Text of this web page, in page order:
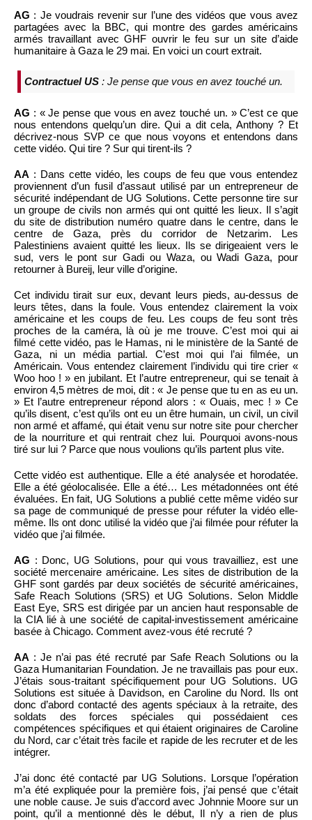
AG : Je voudrais revenir sur l’une des vidéos que vous avez
partagées avec la BBC, qui montre des gardes américains
armés travaillant avec GHF ouvrir le feu sur un site d’aide
humanitaire à Gaza le 29 mai. En voici un court extrait.
Contractuel US : Je pense que vous en avez touché un.
AG : « Je pense que vous en avez touché un. » C’est ce que
nous entendons quelqu’un dire. Qui a dit cela, Anthony ? Et
décrivez-nous SVP ce que nous voyons et entendons dans
cette vidéo. Qui tire ? Sur qui tirent-ils ?
AA : Dans cette vidéo, les coups de feu que vous entendez
proviennent d’un fusil d’assaut utilisé par un entrepreneur de
sécurité indépendant de UG Solutions. Cette personne tire sur
un groupe de civils non armés qui ont quitté les lieux. Il s’agit
du site de distribution numéro quatre dans le centre, dans le
centre de Gaza, près du corridor de Netzarim. Les
Palestiniens avaient quitté les lieux. Ils se dirigeaient vers le
sud, vers le pont sur Gadi ou Waza, ou Wadi Gaza, pour
retourner à Bureij, leur ville d’origine.
Cet individu tirait sur eux, devant leurs pieds, au-dessus de
leurs têtes, dans la foule. Vous entendez clairement la voix
américaine et les coups de feu. Les coups de feu sont très
proches de la caméra, là où je me trouve. C’est moi qui ai
filmé cette vidéo, pas le Hamas, ni le ministère de la Santé de
Gaza, ni un média partial. C’est moi qui l’ai filmée, un
Américain. Vous entendez clairement l’individu qui tire crier «
Woo hoo ! » en jubilant. Et l’autre entrepreneur, qui se tenait à
environ 4,5 mètres de moi, dit : « Je pense que tu en as eu un.
» Et l’autre entrepreneur répond alors : « Ouais, mec ! » Ce
qu’ils disent, c’est qu’ils ont eu un être humain, un civil, un civil
non armé et affamé, qui était venu sur notre site pour chercher
de la nourriture et qui rentrait chez lui. Pourquoi avons-nous
tiré sur lui ? Parce que nous voulions qu’ils partent plus vite.
Cette vidéo est authentique. Elle a été analysée et horodatée.
Elle a été géolocalisée. Elle a été… Les métadonnées ont été
évaluées. En fait, UG Solutions a publié cette même vidéo sur
sa page de communiqué de presse pour réfuter la vidéo elle-
même. Ils ont donc utilisé la vidéo que j’ai filmée pour réfuter la
vidéo que j’ai filmée.
AG : Donc, UG Solutions, pour qui vous travailliez, est une
société mercenaire américaine. Les sites de distribution de la
GHF sont gardés par deux sociétés de sécurité américaines,
Safe Reach Solutions (SRS) et UG Solutions. Selon Middle
East Eye, SRS est dirigée par un ancien haut responsable de
la CIA lié à une société de capital-investissement américaine
basée à Chicago. Comment avez-vous été recruté ?
AA : Je n’ai pas été recruté par Safe Reach Solutions ou la
Gaza Humanitarian Foundation. Je ne travaillais pas pour eux.
J’étais sous-traitant spécifiquement pour UG Solutions. UG
Solutions est située à Davidson, en Caroline du Nord. Ils ont
donc d’abord contacté des agents spéciaux à la retraite, des
soldats des forces spéciales qui possédaient ces
compétences spécifiques et qui étaient originaires de Caroline
du Nord, car c’était très facile et rapide de les recruter et de les
intégrer.
J’ai donc été contacté par UG Solutions. Lorsque l’opération
m’a été expliquée pour la première fois, j’ai pensé que c’était
une noble cause. Je suis d’accord avec Johnnie Moore sur un
point, qu’il a mentionné dès le début, Il n’y a rien de plus